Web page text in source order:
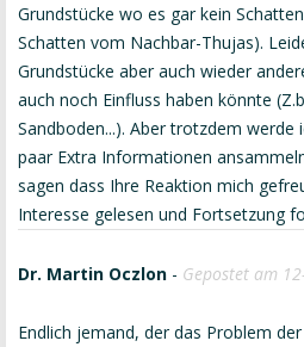
Grundstücke wo es gar kein
Schatten vom Nachbar-Thujas).
Grundstücke aber auch wieder
auch noch Einfluss haben könnte
Sandboden...). Aber trotzdem werde
paar Extra Informationen
sagen dass Ihre Reaktion mich
Interesse gelesen und Fortsetzung
Dr. Martin Oczlon - Gepostet am
Endlich jemand, der das Problem